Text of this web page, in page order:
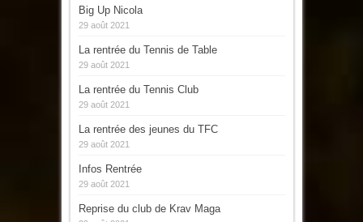
Big Up Nicola
29 août 2021
La rentrée du Tennis de Table
29 août 2021
La rentrée du Tennis Club
29 août 2021
La rentrée des jeunes du TFC
29 août 2021
Infos Rentrée
29 août 2021
Reprise du club de Krav Maga